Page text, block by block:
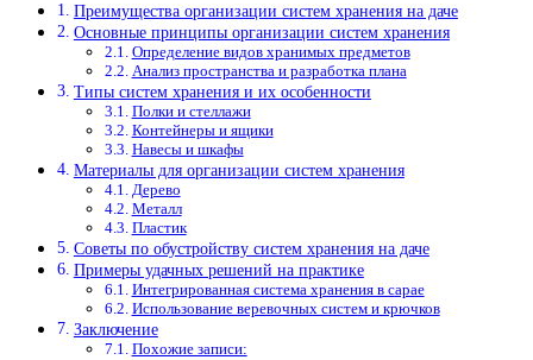
Преимущества организации систем хранения на даче
Основные принципы организации систем хранения
Определение видов хранимых предметов
Анализ пространства и разработка плана
Типы систем хранения и их особенности
Полки и стеллажи
Контейнеры и ящики
Навесы и шкафы
Материалы для организации систем хранения
Дерево
Металл
Пластик
Советы по обустройству систем хранения на даче
Примеры удачных решений на практике
Интегрированная система хранения в сарае
Использование веревочных систем и крючков
Заключение
Похожие записи: